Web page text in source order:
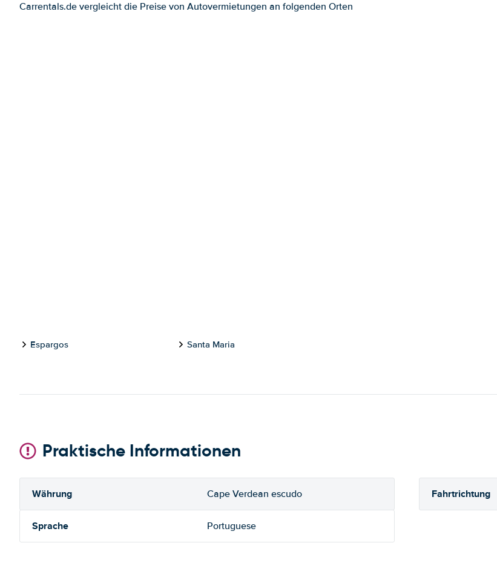
Carrentals.de vergleicht die Preise von Autovermietungen an folgenden Orten
Espargos Santa Maria
Praktische Informationen
Währung Cape Verdean escudo Fahrtrichtung
Sprache Portuguese